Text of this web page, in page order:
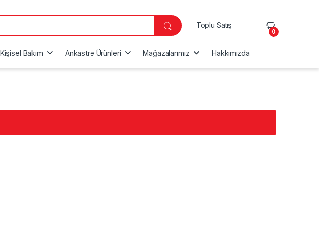
Toplu Satış
0
Kişisel Bakım Ankastre Ürünleri Mağazalarımız Hakkımızda